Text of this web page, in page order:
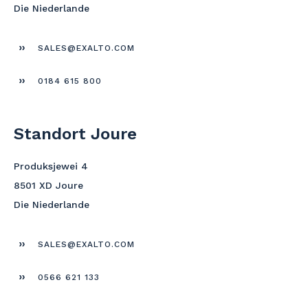
Die Niederlande
SALES@EXALTO.COM
0184 615 800
Standort Joure
Produksjewei 4
8501 XD Joure
Die Niederlande
SALES@EXALTO.COM
0566 621 133